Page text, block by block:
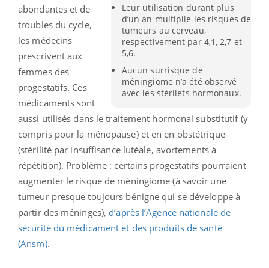
Leur utilisation durant plus
d’un an multiplie les risques de
tumeurs au cerveau,
respectivement par 4,1, 2,7 et
5,6.
Aucun surrisque de
méningiome n’a été observé
avec les stérilets hormonaux.
abondantes et de
troubles du cycle,
les médecins
prescrivent aux
femmes des
progestatifs. Ces
médicaments sont
aussi utilisés dans le traitement hormonal substitutif (y
compris pour la ménopause) et en en obstétrique
(stérilité par insuffisance lutéale, avortements à
répétition). Problème : certains progestatifs pourraient
augmenter le risque de méningiome (à savoir une
tumeur presque toujours bénigne qui se développe à
partir des méninges), d’après l’Agence nationale de
sécurité du médicament et des produits de santé
(Ansm).